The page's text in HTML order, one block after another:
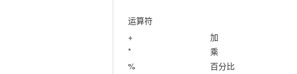
运算符
+
加
*
乘
%
百分比